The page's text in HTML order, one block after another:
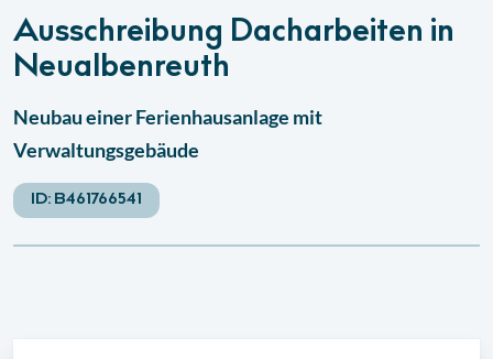
Ausschreibung Dacharbeiten in
Neualbenreuth
Neubau einer Ferienhausanlage mit
Verwaltungsgebäude
ID: B461766541